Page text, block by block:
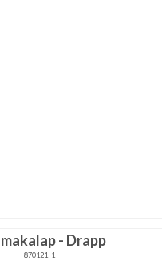
- Drapp
870121_1